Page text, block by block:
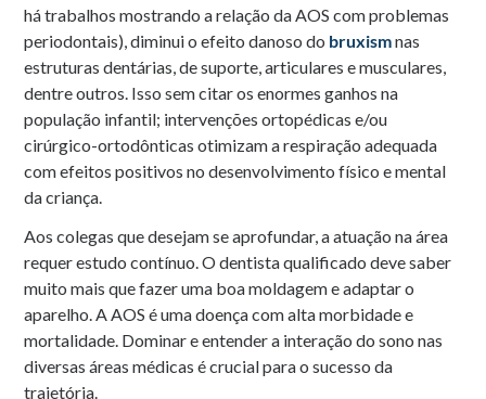
há trabalhos mostrando a relação da AOS com problemas
periodontais), diminui o efeito danoso do bruxismnas
estruturas dentárias, de suporte, articulares e musculares,
dentre outros. Isso sem citar os enormes ganhos na
população infantil; intervenções ortopédicas e/ou
cirúrgico-ortodônticas otimizam a respiração adequada
com efeitos positivos no desenvolvimento físico e mental
da criança.
Aos colegas que desejam se aprofundar, a atuação na área
requer estudo contínuo. O dentista qualificado deve saber
muito mais que fazer uma boa moldagem e adaptar o
aparelho. A AOS é uma doença com alta morbidade e
mortalidade. Dominar e entender a interação do sono nas
diversas áreas médicas é crucial para o sucesso da
trajetória.